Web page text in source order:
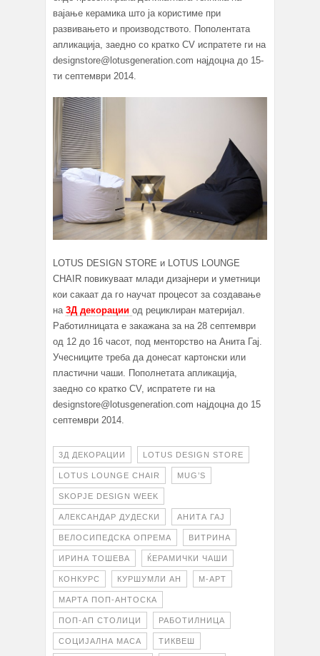
вајање керамика што ја користиме при
развивањето и производството. Пополентата
апликација, заедно со кратко CV испратете ги на
designstore@lotusgeneration.com најдоцна до 15-
ти септември 2014.
LOTUS DESIGN STORE и LOTUS LOUNGE
CHAIR повикуваат млади дизајнери и уметници
кои сакаат да го научат процесот за создавање
на 3Д декорации од рециклиран материјал.
Работилницата е закажана за на 28 септември
од 12 до 16 часот, под менторство на Анита Гај.
Учесниците треба да донесат картонски или
пластични чаши. Пополнетата апликација,
заедно со кратко CV, испратете ги на
designstore@lotusgeneration.com најдоцна до 15
септември 2014.
3Д ДЕКОРАЦИИ LOTUS DESIGN STORE
LOTUS LOUNGE CHAIR MUG’S
SKOPJE DESIGN WEEK
АЛЕКСАНДАР ДУДЕСКИ АНИТА ГАЈ
ВЕЛОСИПЕДСКА ОПРЕМА ВИТРИНА
ИРИНА ТОШЕВА ЌЕРАМИЧКИ ЧАШИ
КОНКУРС КУРШУМЛИ АН М-АРТ
МАРТА ПОП-АНТОСКА
ПОП-АП СТОЛИЦИ РАБОТИЛНИЦА
СОЦИЈАЛНА МАСА ТИКВЕШ